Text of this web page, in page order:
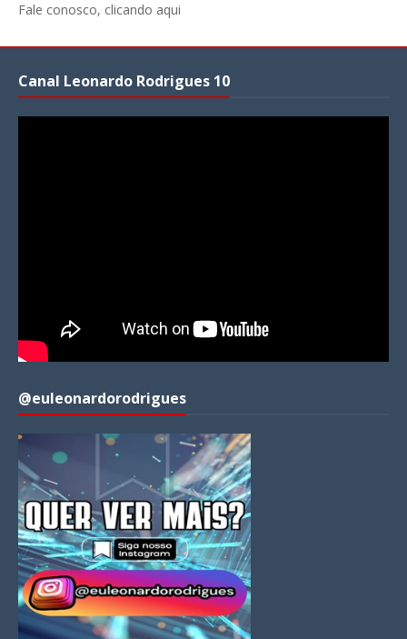
Fale conosco, clicando aqui
Canal Leonardo Rodrigues 10
@euleonardorodrigues